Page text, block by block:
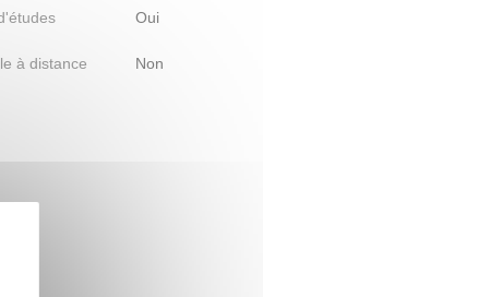
Oui
à distance Non